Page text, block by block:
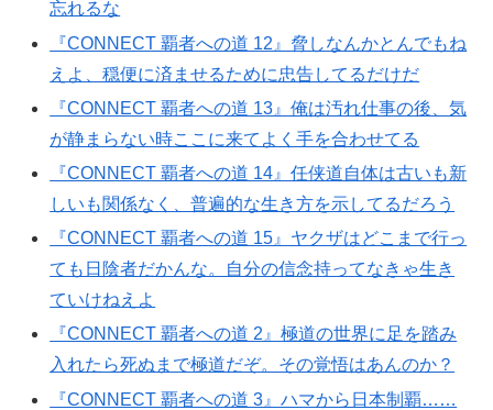
忘れるな
『CONNECT 覇者への道 12』脅しなんかとんでもね
えよ、穏便に済ませるために忠告してるだけだ
『CONNECT 覇者への道 13』俺は汚れ仕事の後、気
が静まらない時ここに来てよく手を合わせてる
『CONNECT 覇者への道 14』任侠道自体は古いも新
しいも関係なく、普遍的な生き方を示してるだろう
『CONNECT 覇者への道 15』ヤクザはどこまで行っ
ても日陰者だかんな。自分の信念持ってなきゃ生き
ていけねえよ
『CONNECT 覇者への道 2』極道の世界に足を踏み
入れたら死ぬまで極道だぞ。その覚悟はあんのか？
『CONNECT 覇者への道 3』ハマから日本制覇……